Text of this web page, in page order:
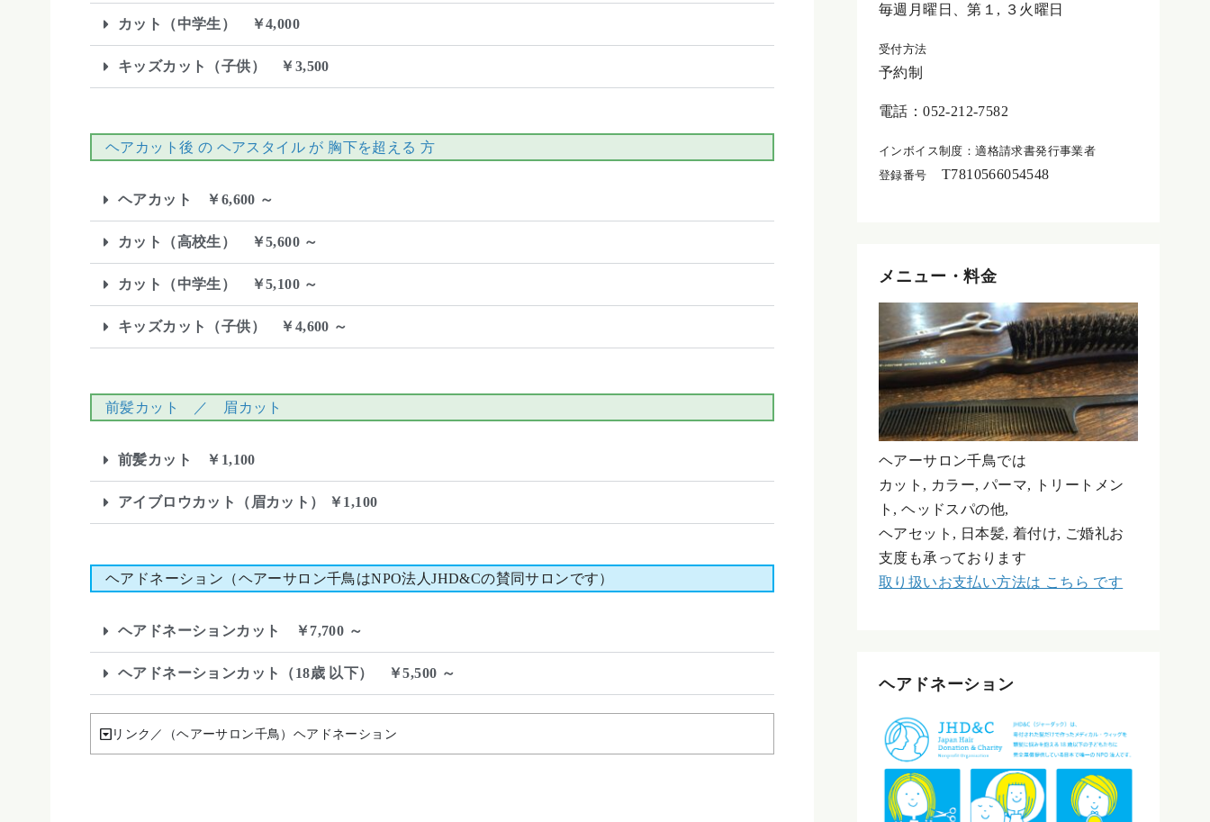
カット（中学生） ￥4,000
キッズカット（子供） ￥3,500
ヘアカット後 の ヘアスタイル が 胸下を超える 方
ヘアカット ￥6,600 ～
カット（高校生） ￥5,600 ～
カット（中学生） ￥5,100 ～
キッズカット（子供） ￥4,600 ～
前髪カット ／ 眉カット
前髪カット ￥1,100
アイブロウカット（眉カット） ￥1,100
ヘアドネーション（ヘアーサロン千鳥はNPO法人JHD&Cの賛同サロンです）
ヘアドネーションカット ￥7,700 ～
ヘアドネーションカット（18歳 以下） ￥5,500 ～
リンク／（ヘアーサロン千鳥）ヘアドネーション
毎週月曜日、第１, ３火曜日
受付方法
予約制
電話：052-212-7582
インボイス制度：適格請求書発行事業者
登録番号
T7810566054548
メニュー・料金
ヘアーサロン千鳥では
カット, カラー, パーマ, トリートメン
ト, ヘッドスパの他,
ヘアセット, 日本髪, 着付け, ご婚礼お
支度も承っております
取り扱いお支払い方法は こちら です
ヘアドネーション